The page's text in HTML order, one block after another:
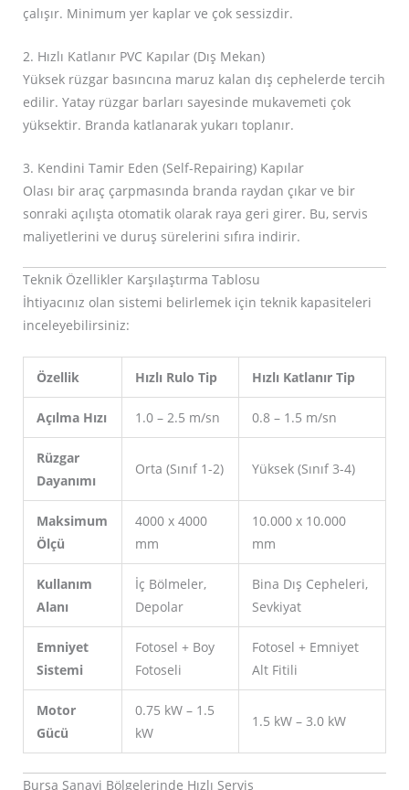
çalışır. Minimum yer kaplar ve çok sessizdir.
2. Hızlı Katlanır PVC Kapılar (Dış Mekan)
Yüksek rüzgar basıncına maruz kalan dış cephelerde tercih
edilir. Yatay rüzgar barları sayesinde mukavemeti çok
yüksektir. Branda katlanarak yukarı toplanır.
3. Kendini Tamir Eden (Self-Repairing) Kapılar
Olası bir araç çarpmasında branda raydan çıkar ve bir
sonraki açılışta otomatik olarak raya geri girer. Bu, servis
maliyetlerini ve duruş sürelerini sıfıra indirir.
Teknik Özellikler Karşılaştırma Tablosu
İhtiyacınız olan sistemi belirlemek için teknik kapasiteleri
inceleyebilirsiniz:
Özellik Hızlı Rulo Tip Hızlı Katlanır Tip
Açılma Hızı 1.0 – 2.5 m/sn 0.8 – 1.5 m/sn
Rüzgar
Dayanımı
Orta (Sınıf 1-2) Yüksek (Sınıf 3-4)
Maksimum
Ölçü
4000 x 4000
mm
10.000 x 10.000
mm
Kullanım
Alanı
İç Bölmeler,
Depolar
Bina Dış Cepheleri,
Sevkiyat
Emniyet
Sistemi
Fotosel + Boy
Fotoseli
Fotosel + Emniyet
Alt Fitili
Motor
Gücü
0.75 kW – 1.5
kW
1.5 kW – 3.0 kW
Bursa Sanayi Bölgelerinde Hızlı Servis